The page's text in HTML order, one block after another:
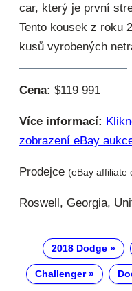
car, který je první
Tento kousek z roku
kusů vyrobených
Cena: $119 991
Více informací:
zobrazení eBay
Prodejce (eBay affiliate
Roswell, Georgia,
2018 Dodge
Challenger